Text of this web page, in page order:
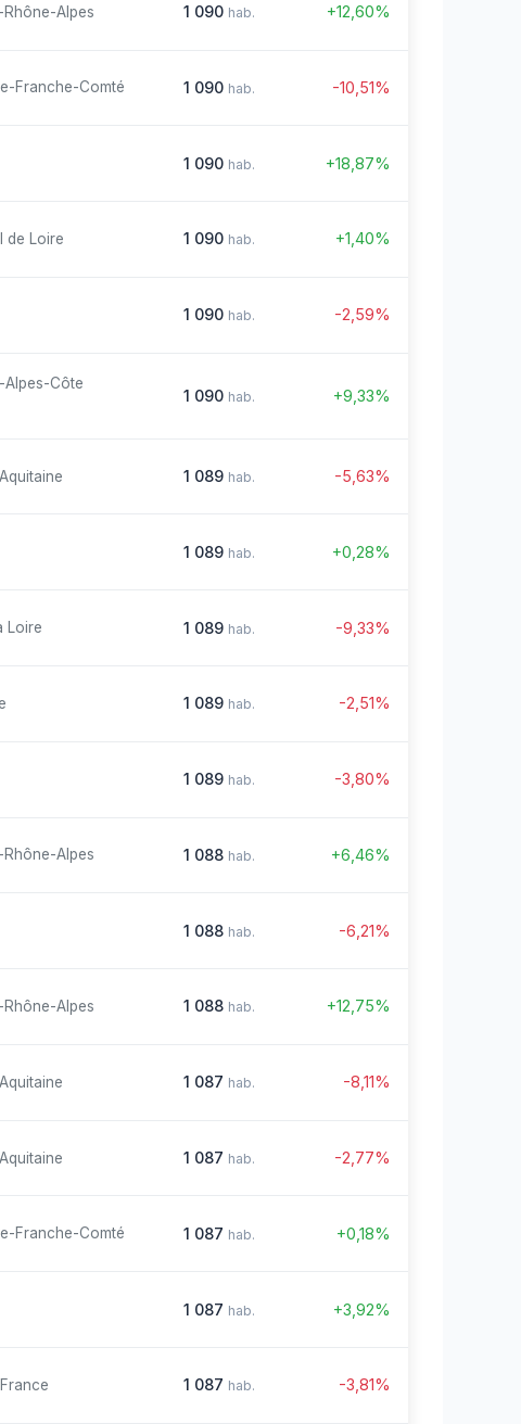
Alpes 1 090 hab. +12,60%
Franche-Comté 1 090 hab. -10,51%
1 090 hab. +18,87%
de Loire 1 090 hab. +1,40%
1 090 hab. -2,59%
Alpes-Côte
1 090 hab. +9,33%
1 089 hab. -5,63%
1 089 hab. +0,28%
Loire 1 089 hab. -9,33%
1 089 hab. -2,51%
1 089 hab. -3,80%
Alpes 1 088 hab. +6,46%
1 088 hab. -6,21%
Alpes 1 088 hab. +12,75%
1 087 hab. -8,11%
1 087 hab. -2,77%
Franche-Comté 1 087 hab. +0,18%
1 087 hab. +3,92%
1 087 hab. -3,81%